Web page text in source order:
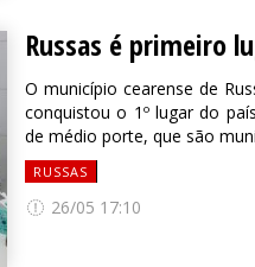
Russas é primeiro
O município cearense de
conquistou o 1º lugar do
de médio porte, que são
RUSSAS
26/05 17:10